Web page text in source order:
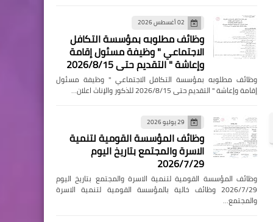
02 أغسطس 2026
وظائف مطلوبه بمؤسسة التكافل
الاجتماعي " وظيفة مسئول إقامة
وإعاشة " التقديم حتى 2026/8/15
وظائف مطلوبه بمؤسسة التكافل الاجتماعي " وظيفة مسئول
إقامة وإعاشة " التقديم حتى 2026/8/15 للذكور والإناث اعلان…
29 يوليو 2026
وظائف المؤسسة القومية لتنمية
الاسرة والمجتمع بتاريخ اليوم
2026/7/29
وظائف المؤسسة القومية لتنمية الاسرة والمجتمع بتاريخ اليوم
2026/7/29 وظائف خالية بالمؤسسة القومية لتنمية الاسرة
والمجتمع…